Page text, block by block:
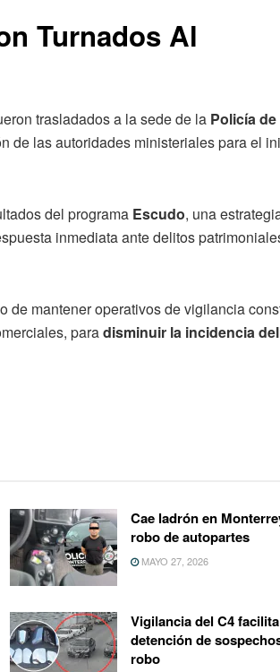
Turnados Al
trasladados a la sede de la Policía de
de las autoridades ministeriales para el
del programa Escudo, una
inmediata ante delitos
de mantener operativos de vigilancia
paradisminuir la incidencia
Cae ladrón en
robo de autopartes
MAYO 27, 2026
Vigilancia del C4 facilita
detención de
robo